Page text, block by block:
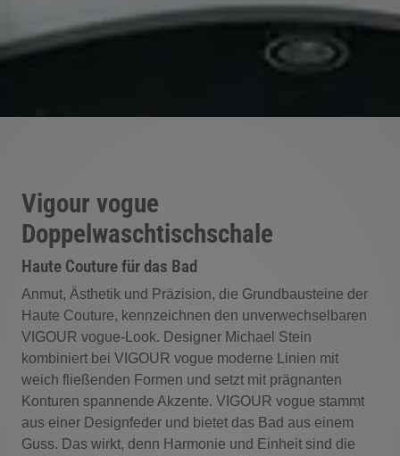
Vigour vogue
Doppelwaschtischschale
Haute Couture für das Bad
Anmut, Ästhetik und Präzision, die Grundbausteine der
Haute Couture, kennzeichnen den unverwechselbaren
VIGOUR vogue-Look. Designer Michael Stein
kombiniert bei VIGOUR vogue moderne Linien mit
weich fließenden Formen und setzt mit prägnanten
Konturen spannende Akzente. VIGOUR vogue stammt
aus einer Designfeder und bietet das Bad aus einem
Guss. Das wirkt, denn Harmonie und Einheit sind die